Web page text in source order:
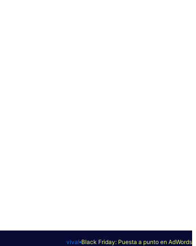
viva! Black Friday: Puesta a punto en AdWords